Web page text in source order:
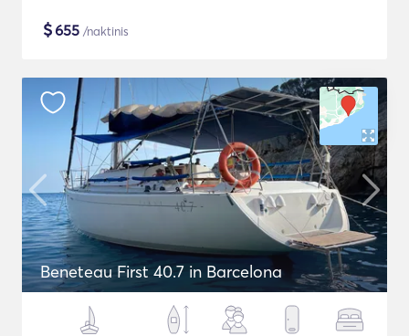
$655 /naktinis
Beneteau First 40.7 in Barcelona